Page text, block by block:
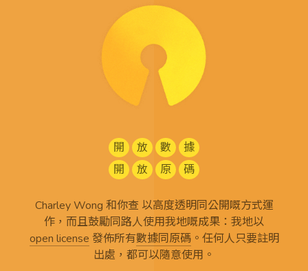
開 放 數
據
開
放 原 碼
Charley Wong 和你查 以高度透明同公開嘅方式運
作，而且鼓勵同路人使用我地嘅成果：我地以
open license 發佈所有數據同原碼。任何人只要註明
出處，都可以隨意使用。